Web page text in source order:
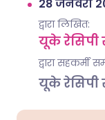
28 जनवरी
द्वारा लिखित:
यूके रेसिपी
द्वारा सहकर्मी
यूके रेसिपी